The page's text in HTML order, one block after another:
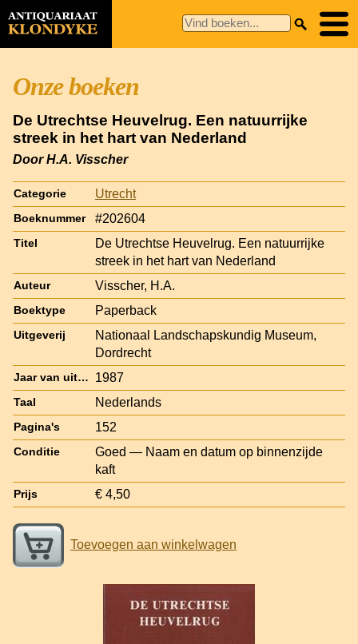
Onze boeken
De Utrechtse Heuvelrug. Een natuurrijke
streek in het hart van Nederland
Door H.A. Visscher
Categorie Utrecht
Boeknummer #202604
Titel
De Utrechtse Heuvelrug. Een natuurrijke
streek in het hart van Nederland
Auteur Visscher, H.A.
Boektype Paperback
Uitgeverij
Nationaal Landschapskundig Museum,
Dordrecht
Jaar van uitgave 1987
Taal Nederlands
Pagina's 152
Conditie
Goed — Naam en datum op binnenzijde
kaft
Prijs € 4,50
Toevoegen aan winkelwagen